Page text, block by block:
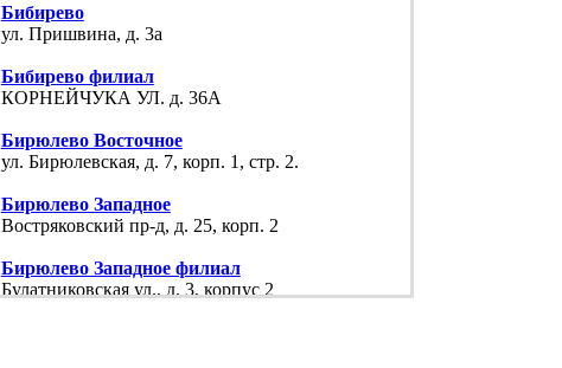
Бибирево
ул. Пришвина, д. 3а
Бибирево филиал
КОРНЕЙЧУКА УЛ. д. 36А
Бирюлево Восточное
ул. Бирюлевская, д. 7, корп. 1, стр. 2.
Бирюлево Западное
Востряковский пр-д, д. 25, корп. 2
Бирюлево Западное филиал
Булатниковская ул., д. 3, корпус 2